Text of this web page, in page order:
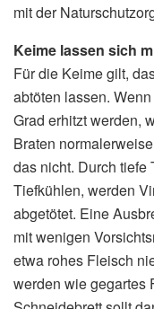
mit der
Keime lassen sich
Für die Keime gilt,
abtöten lassen.
Grad erhitzt werden,
Braten
das nicht. Durch tiefe
Tiefkühlen, werden
abgetötet. Eine
mit wenigen
etwa rohes Fleisch
werden wie gegartes